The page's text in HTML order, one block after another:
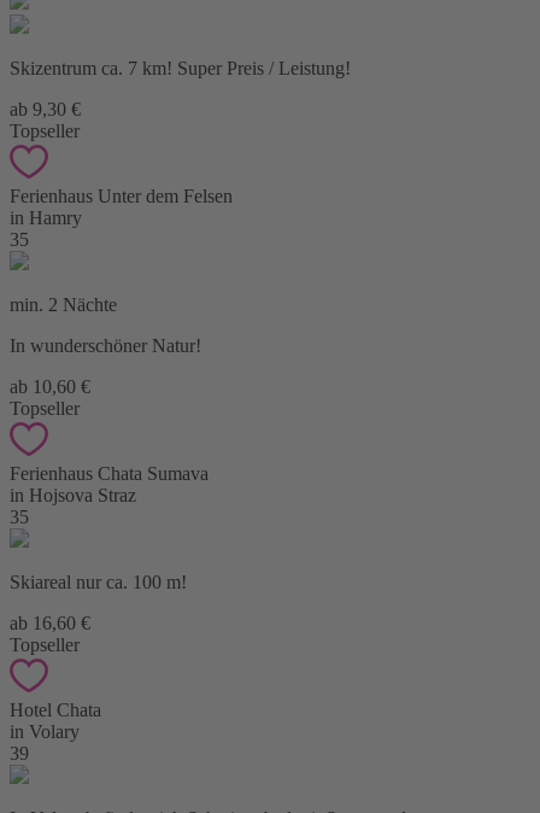
Skizentrum ca. 7 km! Super Preis / Leistung!
ab 9,30 €
Topseller
Ferienhaus Unter dem Felsen
in Hamry
35
min. 2 Nächte
In wunderschöner Natur!
ab 10,60 €
Topseller
Ferienhaus Chata Sumava
in Hojsova Straz
35
Skiareal nur ca. 100 m!
ab 16,60 €
Topseller
Hotel Chata
in Volary
39